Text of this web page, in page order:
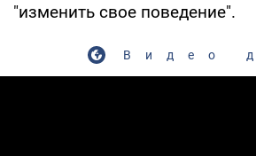
"изменить свое поведение".
Видео